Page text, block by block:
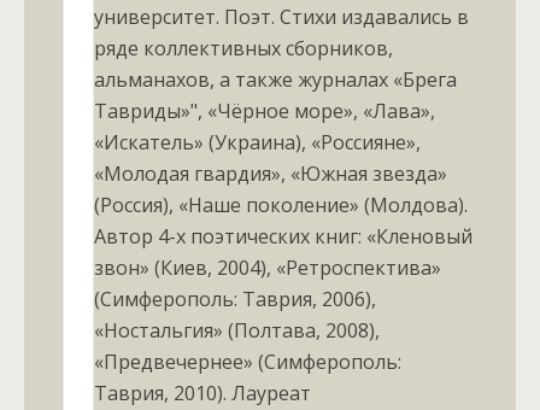
университет. Поэт. Стихи издавались в
ряде коллективных сборников,
альманахов, а также журналах «Брега
Тавриды»", «Чёрное море», «Лава»,
«Искатель» (Украина), «Россияне»,
«Молодая гвардия», «Южная звезда»
(Россия), «Наше поколение» (Молдова).
Автор 4-х поэтических книг: «Кленовый
звон» (Киев, 2004), «Ретроспектива»
(Симферополь: Таврия, 2006),
«Ностальгия» (Полтава, 2008),
«Предвечернее» (Симферополь:
Таврия, 2010). Лауреат